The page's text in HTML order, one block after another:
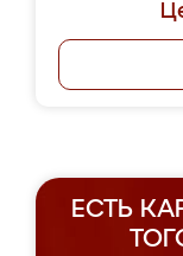
ЕСТЬ